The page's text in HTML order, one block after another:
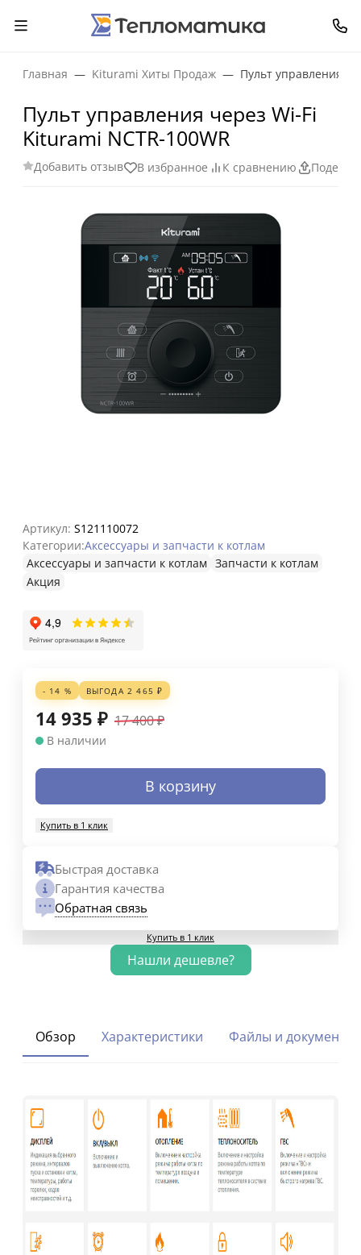
Главная Kiturami Хиты Продаж Пульт управления
Пульт управления через Wi-Fi
Kiturami NCTR-100WR
Добавить отзыв В избранное К сравнению
Артикул: S121110072
Категории:Аксессуары и запчасти к котлам
Аксессуары и запчасти к котлам Запчасти к котлам
Акция
- 14 % ВЫГОДА 2 465 ₽
14 935 ₽ 17 400₽
В наличии
В корзину
Купить в 1 клик
Быстрая доставка
Гарантия качества
Обратная связь
Купить в 1 клик
Обзор Характеристики Файлы и документы